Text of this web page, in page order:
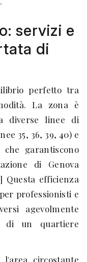
servizi e
di
perfetto tra
La zona è
diverse linee di
35, 36, 39, 40) e
garantiscono
di Genova
Questa efficienza
professionisti e
agevolmente
di un quartiere
circostante